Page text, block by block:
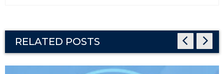
RELATED POSTS